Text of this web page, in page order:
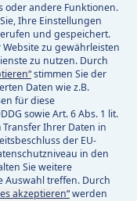
oder andere Funktionen.
Ihre Einstellungen
und gespeichert.
zu gewährleisten
zu nutzen. Durch
stimmen Sie der
Daten wie z.B.
für diese
sowie Art. 6 Abs. 1 lit.
Transfer Ihrer Daten in
der EU-
in den
Sie weitere
treffen. Durch
akzeptieren“werden